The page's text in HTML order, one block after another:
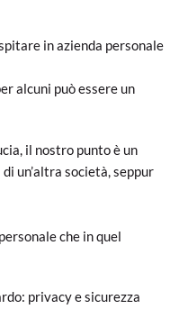
in azienda personale
alcuni può essere un
il nostro punto è un
un’altra società, seppur
che in quel
privacy e sicurezza